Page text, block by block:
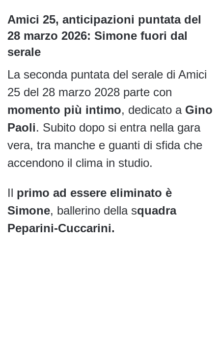
Amici 25, anticipazioni puntata del
28 marzo 2026: Simone fuori dal
serale
La seconda puntata del serale di Amici
25 del 28 marzo 2028 parte con
momento più intimo, dedicato a Gino
Paoli. Subito dopo si entra nella gara
vera, tra manche e guanti di sfida che
accendono il clima in studio.
Il primo ad essere eliminato è
Simone, ballerino della squadra
Peparini-Cuccarini.